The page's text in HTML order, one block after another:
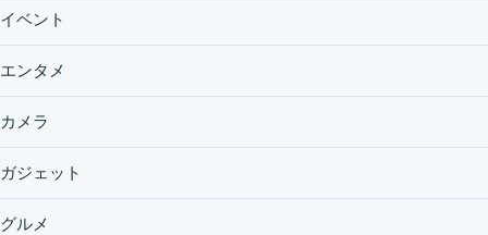
イベント
エンタメ
カメラ
ガジェット
グルメ